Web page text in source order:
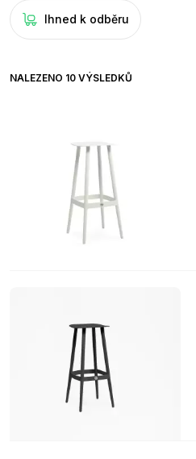
Ihned k odběru
NALEZENO 10 VÝSLEDKŮ